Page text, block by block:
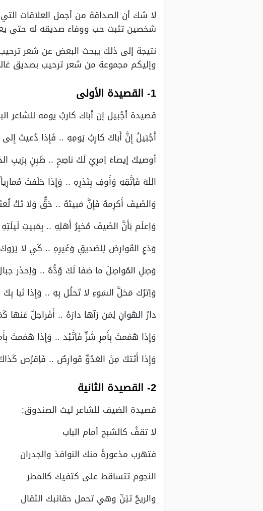
لا شك أن الصداقة من أجمل العلاقات
شخصين تثبت حب ووفاء صديقه له حتى
نتيجة إلى ذلك يبحث البعض عن شعر
وإليكم مجموعة من شعر ترحيب بصديق
1- القصيدة الأولى
قصيدة أجُبيل إن أباك كاربُ يومه للشاعر
أَجُبَيلُ إِنَّ أَباكَ كارِبُ يَومِهِ .. فَإِذا دُعيتَ
أوصيكَ إيصاءَ اِمرِئٍ لَكَ ناصِحٍ .. طَبِنٍ بِرَيبِ
اللَهَ فَاِتَّقِهِ وَأَوفِ بِنَذرِهِ .. وَإِذا حَلَفتَ
وَالضَيفَ أَكرِمهُ فَإِنَّ مَبيتَهُ .. حَقٌّ وَلا تَكُ
وَاِعلَم بَأَنَّ الضَيفَ مُخبِرُ أَهلِهِ .. بِمَبيتِ
وَدَعِ القَوارِصَ لِلصَديقِ وَغَيرِهِ .. كَي لا يَرَوكَ
وَصِلِ المُواصِلَ ما صَفا لَكَ وُدُّهُ .. وَاِحذَر
وَاِترُك مَحَلَّ السَوءِ لا تَحلُل بِهِ .. وَإِذا نَبا
دارُ الهَوانِ لِمَن رَآها دارَهُ .. أَفَراحِلٌ عَنها
وَإِذا هَمَمتَ بِأَمرِ شَرٍّ فَاِتَّئِد .. وَإِذا هَمَمتَ
وَإِذا أَتَتكَ مِنَ العَدُوِّ قَوارِصٌ .. فَاِقرُص
2- القصيدة الثانية
قصيدة الضيف للشاعر ليث الصندوق:
لا تقفْ كالشبح أمام الباب
فتهرب مذعورةً منك النوافذ والجدران
النجوم تتساقط على كتفيك كالمطر
والريحُ تئِنّ وهي تحمل حقائبك الثقال